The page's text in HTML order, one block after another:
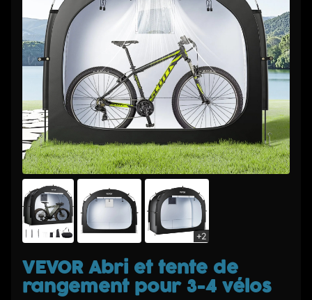
+2
VEVOR Abri et tente de
rangement pour 3-4 vélos